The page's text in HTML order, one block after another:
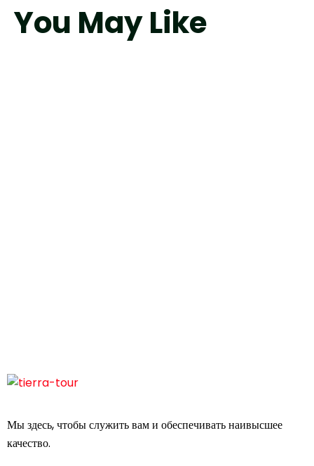
You May Like
Мы здесь, чтобы служить вам и обеспечивать наивысшее
качество.